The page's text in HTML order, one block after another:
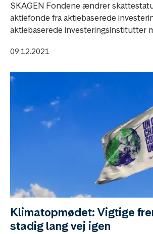
SKAGEN Fondene ændrer
aktiefonde fra aktiebaserede
aktiebaserede investeringsinstitutter
09.12.2021
Klimatopmødet: Vigtige
stadig lang vej igen